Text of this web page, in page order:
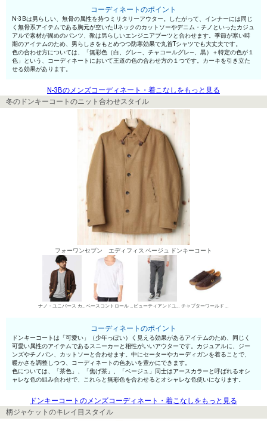
コーディネートのポイント
N-3Bは男らしい、無骨の属性を持つミリタリーアウター。したがって、インナーには同じ
く無骨系アイテムである胸元が空いたUネックのカットソーやデニム・チノといったカジュ
アルで素材が固めのパンツ、靴は男らしいエンジニアブーツと合わせます。季節が寒い時
期のアイテムのため、男らしさをもとめつつ防寒効果で丸首Tシャツでも大丈夫です。
色の合わせ方については、「無彩色（白、グレ—、チャコールグレ—、黒）＋特定の色が１
色」という、コーディネートにおいて王道の色の合わせ方の１つです。カーキを引き立た
せる効果があります。
N-3Bのメンズコーディネート・着こなしをもっと見る
冬のドンキーコートのニット合わせスタイル
フォーワンセブン エディフィス ベージュ ドンキーコート
ナノ・ユニバース カーディガン ベースコントロール UネックTシャツ ビューティアンドユース ユナイテッドアローズ デニムパンツ・ジーンズ チャプターワールド ローカットスニーカー
コーディネートのポイント
ドンキーコートは「可愛い」（少年っぽい）く見える効果があるアイテムのため、同じく
可愛い属性のアイテムであるスニーカーと相性がいいアウターです。カジュアルに、ジー
ンズやチノパン、カットソーと合わせます。中にセーターやカーディガンを着ることで、
暖かさを調整しつつ、コーディネートの色あいを豊かにできます。
色については、「茶色」、「焦げ茶」、「ベージュ」同士はアースカラーと呼ばれるオシ
ャレな色の組み合わせで、これらと無彩色を合わせるとオシャレな色使いになります。
ドンキーコートのメンズコーディネート・着こなしをもっと見る
柄ジャケットのキレイ目スタイル